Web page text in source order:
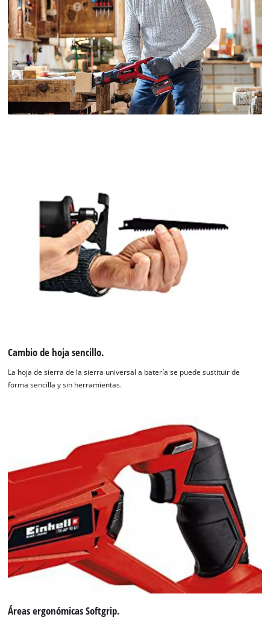
Cambio de hoja sencillo.
La hoja de sierra de la sierra universal a batería se puede sustituir de
forma sencilla y sin herramientas.
Áreas ergonómicas Softgrip.